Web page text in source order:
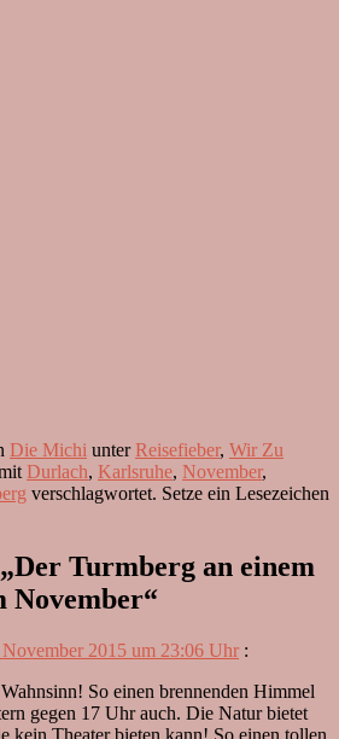
Die Michi unterReisefieber, Wir Zu
Durlach, Karlsruhe, November,
verschlagwortet. Setze ein Lesezeichen
Der Turmberg an einem
November“
2015 um 23:06 Uhr :
So einen brennenden Himmel
gegen 17 Uhr auch. Die Natur bietet